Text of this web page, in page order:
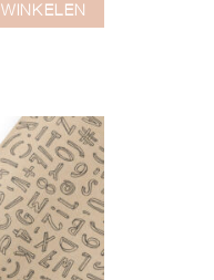
WINKELEN